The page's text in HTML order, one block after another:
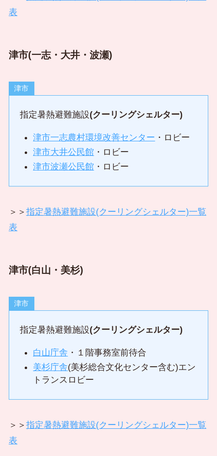
表
津市(一志・大井・波瀬)
津市
指定暑熱避難施設(クーリングシェルター)
津市一志農村環境改善センター ・ロビー
津市大井公民館 ・ロビー
津市波瀬公民館 ・ロビー
＞＞ 指定暑熱避難施設(クーリングシェルター)一覧
表
津市(白山・美杉)
津市
指定暑熱避難施設(クーリングシェルター)
白山庁舎 ・１階事務室前待合
美杉庁舎(美杉総合文化センター含む)エン
トランスロビー
＞＞ 指定暑熱避難施設(クーリングシェルター)一覧
表